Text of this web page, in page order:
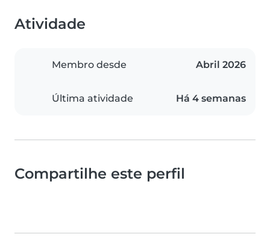
Atividade
Membro desde Abril 2026
Última atividade Há 4 semanas
Compartilhe este perfil